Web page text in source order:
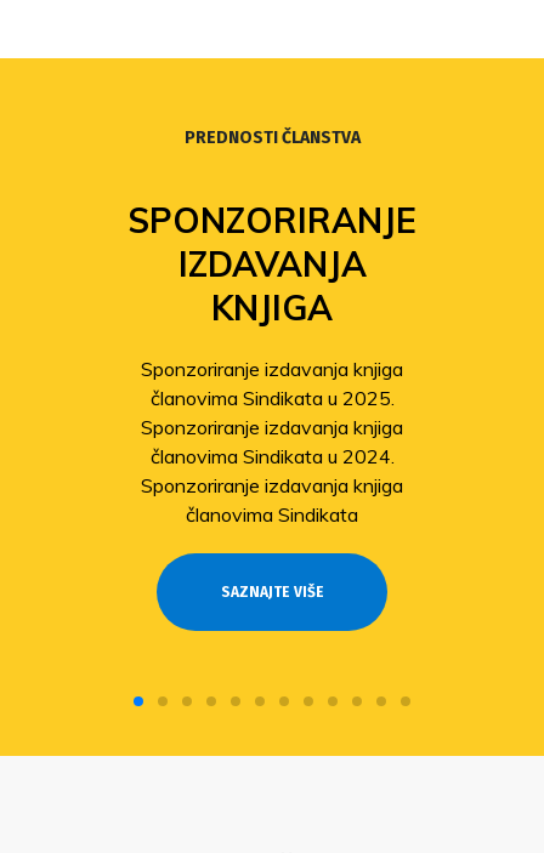
PREDNOSTI ČLANSTVA
SPONZORIRANJE
IZDAVANJA
KNJIGA
Sponzoriranje izdavanja knjiga
članovima Sindikata u 2025.
Sponzoriranje izdavanja knjiga
članovima Sindikata u 2024.
Sponzoriranje izdavanja knjiga
članovima Sindikata
SAZNAJTE VIŠE